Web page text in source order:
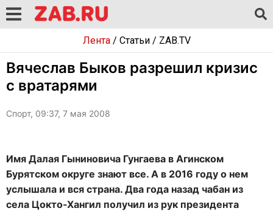
Лента/ Статьи/ ZAB.TV
Вячеслав Быков разрешил кризис
с вратарями
Спорт, 09:37, 7 мая 2008
Имя Далая Гыниновича Гунгаева в Агинском
Бурятском округе знают все. А в 2016 году о нем
услышала и вся страна. Два года назад чабан из
села Цокто-Хангил получил из рук президента